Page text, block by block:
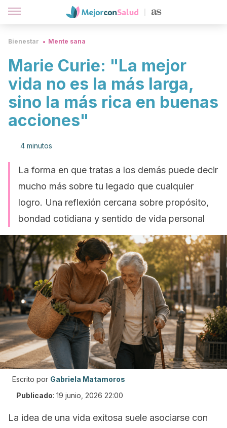
Bienestar Mente sana
Marie Curie: "La mejor
vida no es la más larga,
sino la más rica en buenas
acciones"
4 minutos
La forma en que tratas a los demás puede decir
mucho más sobre tu legado que cualquier
logro. Una reflexión cercana sobre propósito,
bondad cotidiana y sentido de vida personal
Escrito por Gabriela Matamoros
Publicado: 19 junio, 2026 22:00
La idea de una vida exitosa suele asociarse con